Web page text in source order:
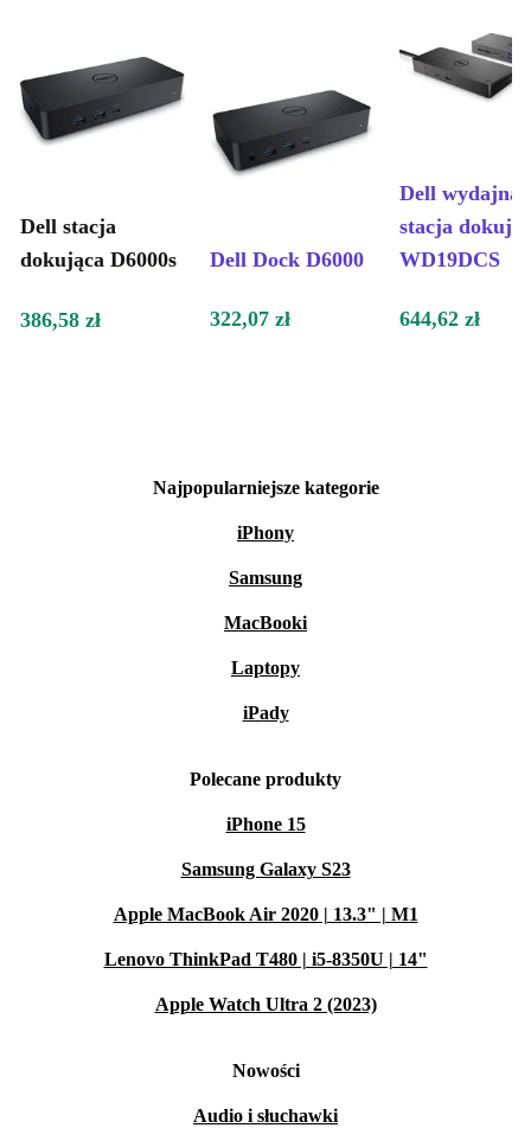
Dell stacja
dokująca D6000s
Dell Dock D6000
Dell wydajna
stacja
WD19DCS
386,58 zł 322,07 zł 644,62 zł
Najpopularniejsze kategorie
iPhony
Samsung
MacBooki
Laptopy
iPady
Polecane produkty
iPhone 15
Samsung Galaxy S23
Apple MacBook Air 2020 | 13.3" | M1
Lenovo ThinkPad T480 | i5-8350U | 14"
Apple Watch Ultra 2 (2023)
Nowości
Audio i słuchawki